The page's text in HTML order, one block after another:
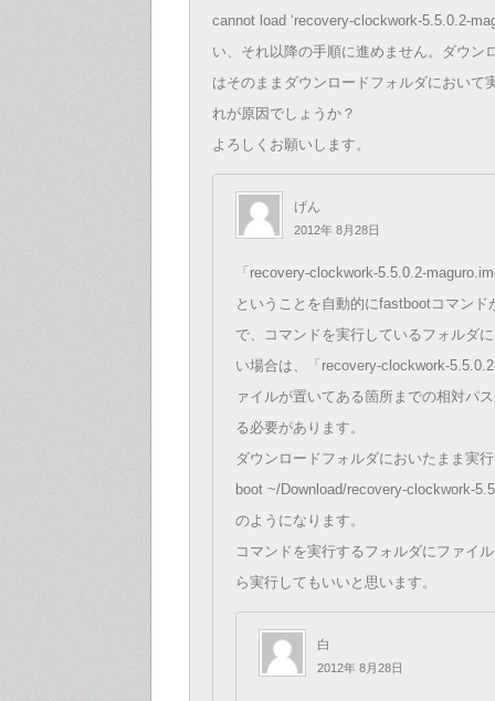
cannot load ‘recovery-clockwork-5.5.0.2-
い、それ以降の手順に進めません。ダウン
はそのままダウンロードフォルダにおいて
れが原因でしょうか？
よろしくお願いします。
げん
2012年 8月28日
「recovery-clockwork-5.5.0.2-
ということを自動的にfastbootコマンド
で、コマンドを実行しているフォルダ
い場合は、「recovery-clockwork-
ァイルが置いてある箇所までの相対パ
る必要があります。
ダウンロードフォルダにおいたまま実
boot ~/Download/recovery-clockwork-
のようになります。
コマンドを実行するフォルダにファイ
ら実行してもいいと思います。
白
2012年 8月28日